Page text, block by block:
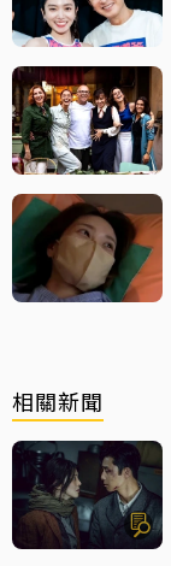
相關新聞